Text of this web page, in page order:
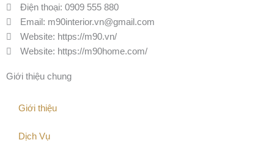
Điện thoại:0909 555 880
Email: m90interior.vn@gmail.com
Website: https://m90.vn/
Website: https://m90home.com/
Giới thiệu chung
Giới thiệu
Dịch Vụ